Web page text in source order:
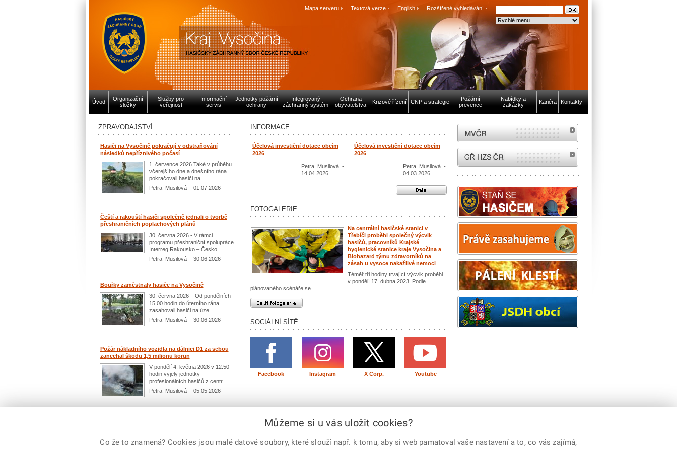
Mapa serveru Textová verze English Rozšířené vyhledávání
Úvod
Organizační
složky
Služby pro
veřejnost
Informační
servis
Jednotky požární
ochrany
Integrovaný
záchranný systém
Ochrana
obyvatelstva
Krizové řízení CNP a strategie
Požární
prevence
Nabídky a
zakázky
Kariéra Kontakty
ZPRAVODAJSTVÍ
Hasiči na Vysočině pokračují v odstraňování
následků nepříznivého počasí
1. července 2026 Také v průběhu
včerejšího dne a dnešního rána
pokračovali hasiči na ...
Petra Musilová - 01.07.2026
Čeští a rakouští hasiči společně jednali o tvorbě
přeshraničních poplachových plánů
30. června 2026 - V rámci
programu přeshraniční spolupráce
Interreg Rakousko – Česko ...
Petra Musilová - 30.06.2026
Bouřky zaměstnaly hasiče na Vysočině
30. června 2026 – Od pondělních
15.00 hodin do úterního rána
zasahovali hasiči na úze...
Petra Musilová - 30.06.2026
Požár nákladního vozidla na dálnici D1 za sebou
zanechal škodu 1,5 milionu korun
V pondělí 4. května 2026 v 12:50
hodin vyjely jednotky
profesionálních hasičů z centr...
Petra Musilová - 05.05.2026
INFORMACE
Účelová investiční dotace obcím
2026
Petra Musilová -
14.04.2026
Účelová investiční dotace obcím
2026
Petra Musilová -
04.03.2026
Další aktuality
FOTOGALERIE
Na centrální hasičské stanici v
Třebíči proběhl společný výcvik
hasičů, pracovníků Krajské
hygienické stanice kraje Vysočina a
Biohazard týmu zdravotníků na
zásah u vysoce nakažlivé nemoci
Téměř tři hodiny trvající výcvik proběhl
v pondělí 17. dubna 2023. Podle
plánovaného scénáře se...
Další fotogalerie
SOCIÁLNÍ SÍTĚ
Facebook Instagram X Corp. Youtube
MVČR
internetové stránky Hasiči ČR
Můžeme si u vás uložit cookies?
Co že to znamená? Cookies jsou malé datové soubory, které slouží např. k tomu, aby si web pamatoval vaše nastavení a to, co vás zajímá,